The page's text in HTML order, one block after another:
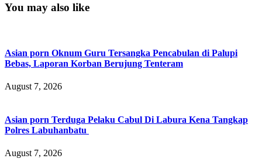
You may also like
Asian porn Oknum Guru Tersangka Pencabulan di Palupi
Bebas, Laporan Korban Berujung Tenteram
August 7, 2026
Asian porn Terduga Pelaku Cabul Di Labura Kena Tangkap
Polres Labuhanbatu
August 7, 2026